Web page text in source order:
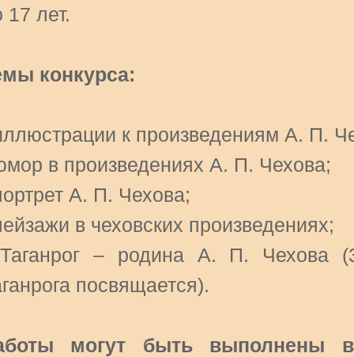
17 лет.
конкурса:
к произведениям А. П.
в произведениях А. П. Чехова;
А. П. Чехова;
в чеховских произведениях;
– родина А. П. Чехова
посвящается).
могут быть выполнены